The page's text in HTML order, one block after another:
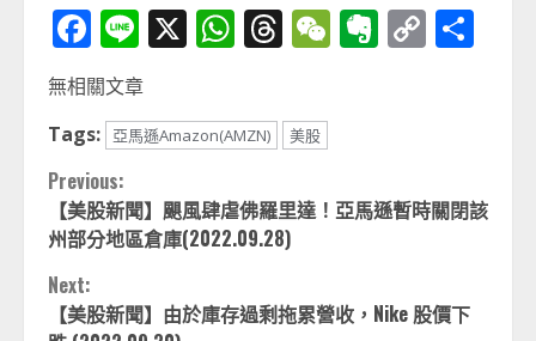
Facebook
Line
X WhatsApp
Threads
WeChat
Evernote
Copy
無相關文章
Tags:
亞馬遜Amazon(AMZN) 美股
Continue
Reading
Previous:
【美股新聞】颶風肆虐佛羅里達！亞馬遜暫時關閉該
州部分地區倉庫(2022.09.28)
Next:
【美股新聞】由於庫存過剩拖累營收，Nike 股價下